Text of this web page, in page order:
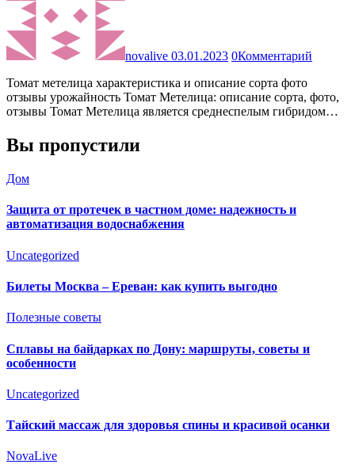
novalive 03.01.2023 0Комментарий
Томат метелица характеристика и описание сорта фото
отзывы урожайность Томат Метелица: описание сорта, фото,
отзывы Томат Метелица является среднеспелым гибридом…
Вы пропустили
Дом
Защита от протечек в частном доме: надежность и
автоматизация водоснабжения
Uncategorized
Билеты Москва – Ереван: как купить выгодно
Полезные советы
Сплавы на байдарках по Дону: маршруты, советы и
особенности
Uncategorized
Тайский массаж для здоровья спины и красивой осанки
NovaLive